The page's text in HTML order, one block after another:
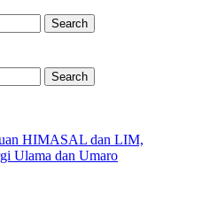
Search
Search
HIMASAL dan LIM,
Ulama dan Umaro